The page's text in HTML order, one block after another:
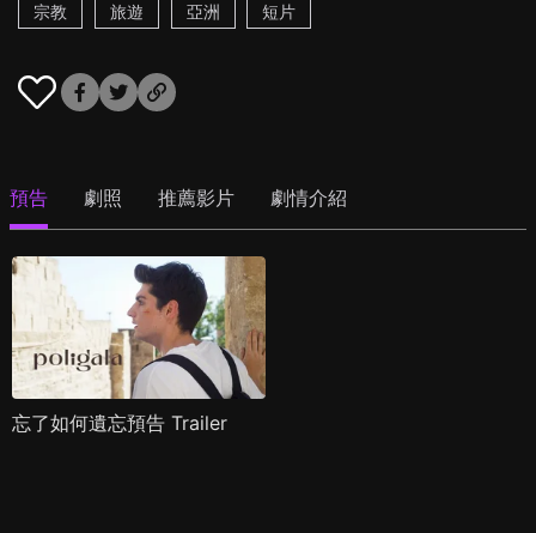
宗教 旅遊 亞洲 短片
預告 劇照 推薦影片 劇情介紹
忘了如何遺忘預告 Trailer